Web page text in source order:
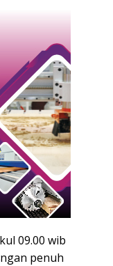
09.00 wib
penuh